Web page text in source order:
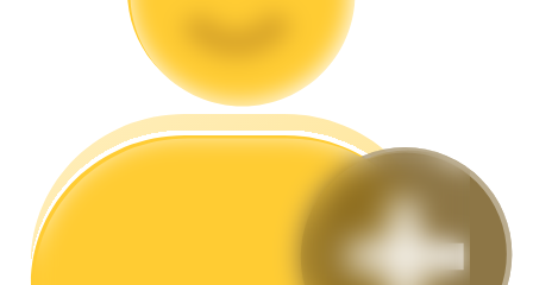
مرشد
دليل المبتدئين للعقود الآجلة